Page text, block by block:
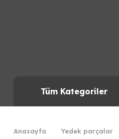
Tüm Kategoriler
Anasayfa Yedek parçalar